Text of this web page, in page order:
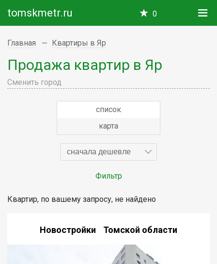
tomskmetr.ru 0
Главная Квартиры в Яр
Продажа квартир в Яр
Сменить город
список
карта
сначала дешевле
Фильтр
Квартир, по вашему запросу, не найдено
Новостройки Томской области